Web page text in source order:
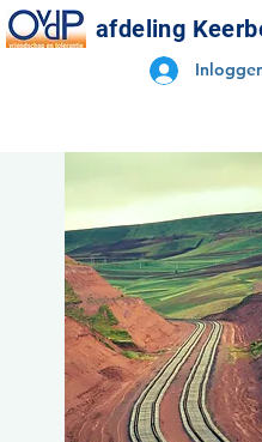
afdeling